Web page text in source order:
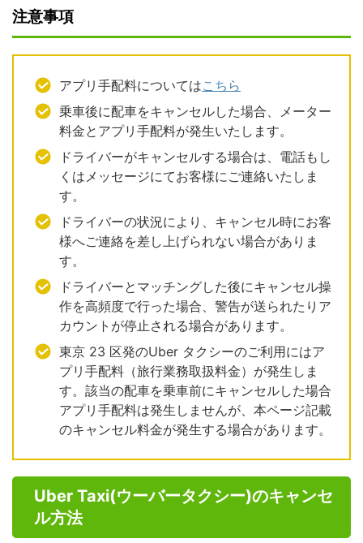
注意事項
アプリ手配料についてはこちら
乗車後に配車をキャンセルした場合、メーター
料金とアプリ手配料が発生いたします。
ドライバーがキャンセルする場合は、電話もし
くはメッセージにてお客様にご連絡いたしま
す。
ドライバーの状況により、キャンセル時にお客
様へご連絡を差し上げられない場合がありま
す。
ドライバーとマッチングした後にキャンセル操
作を高頻度で行った場合、警告が送られたりア
カウントが停止される場合があります。
東京 23 区発のUber タクシーのご利用にはア
プリ手配料（旅行業務取扱料金）が発生しま
す。該当の配車を乗車前にキャンセルした場合
アプリ手配料は発生しませんが、本ページ記載
のキャンセル料金が発生する場合があります。
Uber Taxi(ウーバータクシー)のキャンセ
ル方法